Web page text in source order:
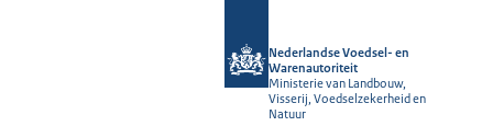
Nederlandse Voedsel- en
Warenautoriteit
Ministerie van Landbouw,
Visserij, Voedselzekerheid en
Natuur